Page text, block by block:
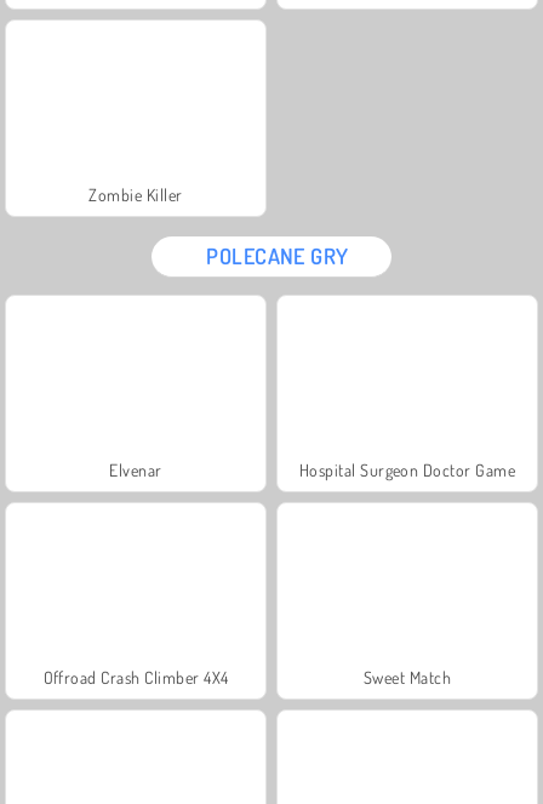
Zombie Killer
POLECANE GRY
Elvenar Hospital Surgeon Doctor Game
Offroad Crash Climber 4X4 Sweet Match